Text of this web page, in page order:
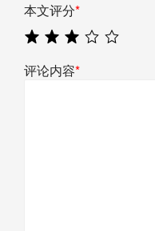
本文评分*
评论内容*